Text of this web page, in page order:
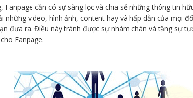
Fanpage cần có sự sàng lọc và chia sẻ những thông tin
những video, hình ảnh, content hay và hấp dẫn của mọi
đưa ra. Điều này tránh được sự nhàm chán và tăng sự
Fanpage.